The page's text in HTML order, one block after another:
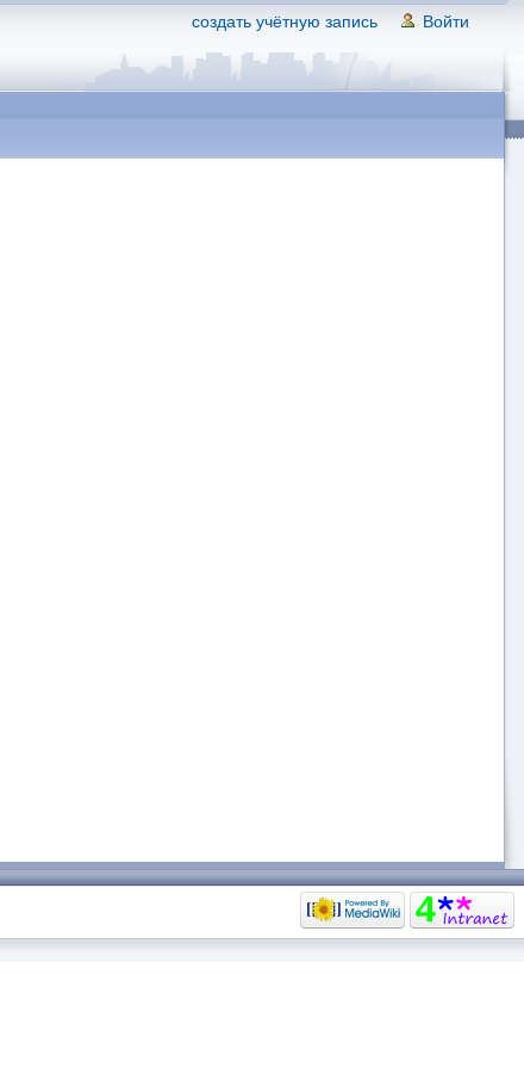
создать учётную запись Войти